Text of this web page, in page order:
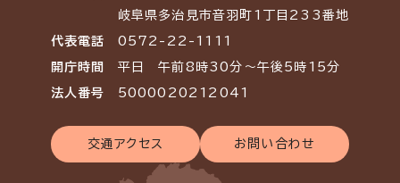
岐阜県多治見市音羽町1丁目233番地
代表電話 0572-22-1111
開庁時間 平日 午前8時30分～午後5時15分
法人番号 5000020212041
交通アクセス お問い合わせ